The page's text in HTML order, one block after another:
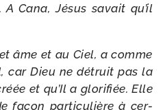
Cana, Jésus savait qu’il
âme et au Ciel, a comme
car Dieu ne détruit pas la
et qu’Il a glo­ri­fiée. Elle
façon par­ti­cu­lière à cer­